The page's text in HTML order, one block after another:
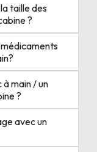
taille des
?
à main / un
?
avec un